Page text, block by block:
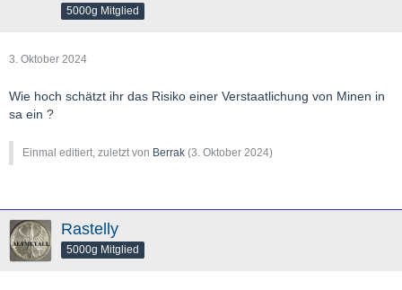
5000g Mitglied
3. Oktober 2024
Wie hoch schätzt ihr das Risiko einer Verstaatlichung von Minen in
sa ein ?
Einmal editiert, zuletzt von Berrak (3. Oktober 2024)
Rastelly
5000g Mitglied